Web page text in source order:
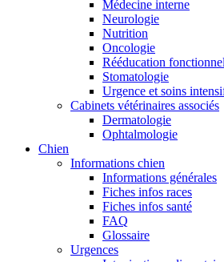
Médecine interne
Neurologie
Nutrition
Oncologie
Rééducation
Stomatologie
Urgence et soins
Cabinets vétérinaires associés
Dermatologie
Ophtalmologie
Chien
Informations chien
Informations générales
Fiches infos races
Fiches infos santé
FAQ
Glossaire
Urgences